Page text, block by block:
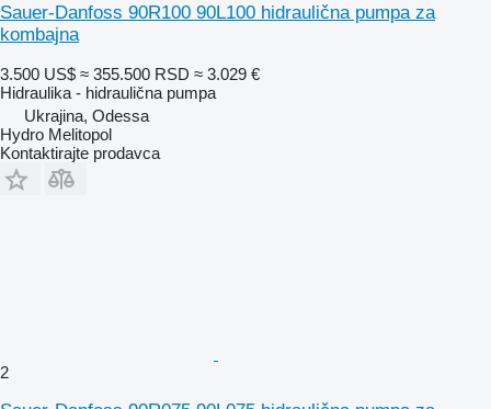
Sauer-Danfoss 90R100 90L100 hidraulična pumpa za
kombajna
3.500 US$ ≈ 355.500 RSD ≈ 3.029 €
Hidraulika - hidraulična pumpa
Ukrajina, Odessa
Hydro Melitopol
Kontaktirajte prodavca
2